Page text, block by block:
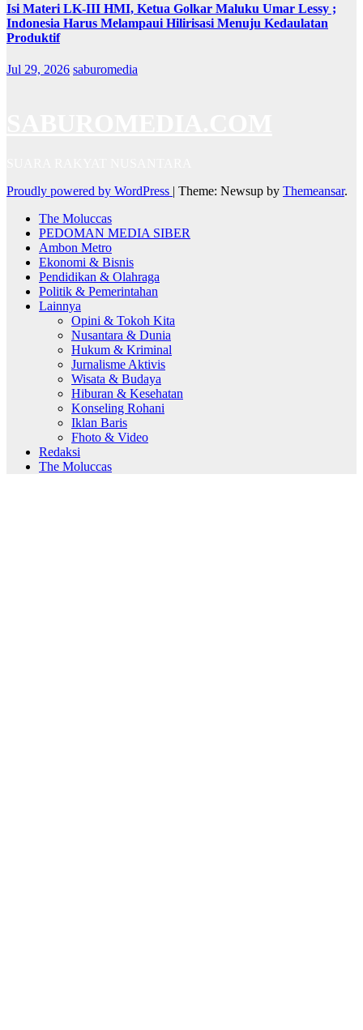
Isi Materi LK-III HMI, Ketua Golkar Maluku Umar Lessy ;
Indonesia Harus Melampaui Hilirisasi Menuju Kedaulatan
Produktif
Jul 29, 2026 saburomedia
Proudly powered by WordPress | Theme: Newsup by Themeansar.
The Moluccas
PEDOMAN MEDIA SIBER
Ambon Metro
Ekonomi & Bisnis
Pendidikan & Olahraga
Politik & Pemerintahan
Lainnya
Opini & Tokoh Kita
Nusantara & Dunia
Hukum & Kriminal
Jurnalisme Aktivis
Wisata & Budaya
Hiburan & Kesehatan
Konseling Rohani
Iklan Baris
Fhoto & Video
Redaksi
The Moluccas